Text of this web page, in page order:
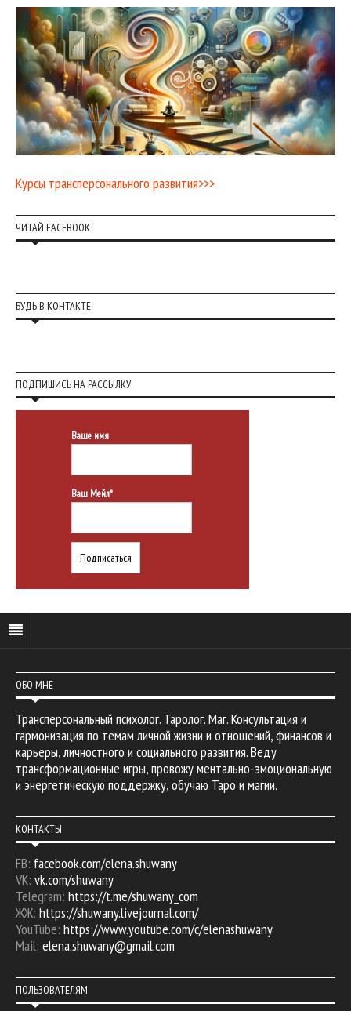
Курсы трансперсонального развития>>>
ЧИТАЙ FACEBOOK
БУДЬ В КОНТАКТЕ
ПОДПИШИСЬ НА РАССЫЛКУ
Ваше имя
Ваш Мейл*
ОБО МНЕ
Трансперсональный психолог. Таролог. Маг. Консультация и
гармонизация по темам личной жизни и отношений, финансов и
карьеры, личностного и социального развития. Веду
трансформационные игры, провожу ментально-эмоциональную
и энергетическую поддержку, обучаю Таро и магии.
КОНТАКТЫ
FB: facebook.com/elena.shuwany
VK: vk.com/shuwany
Telegram: https://t.me/shuwany_com
ЖЖ: https://shuwany.livejournal.com/
YouTube: https://www.youtube.com/c/elenashuwany
Mail: elena.shuwany@gmail.com
ПОЛЬЗОВАТЕЛЯМ